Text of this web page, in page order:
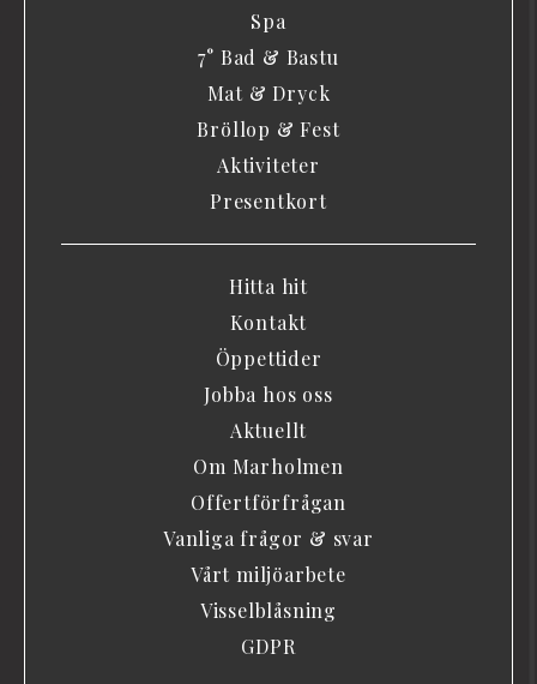
Spa
7° Bad & Bastu
Mat & Dryck
Bröllop & Fest
Aktiviteter
Presentkort
Hitta hit
Kontakt
Öppettider
Jobba hos oss
Aktuellt
Om Marholmen
Offertförfrågan
Vanliga frågor & svar
Vårt miljöarbete
Visselblåsning
GDPR